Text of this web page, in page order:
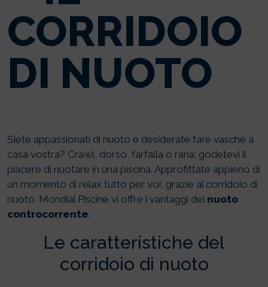
CORRIDOIO
DI NUOTO
Siete appassionati di nuoto e desiderate fare vasche a
casa vostra? Crawl, dorso, farfalla o rana: godetevi il
piacere di nuotare in una piscina. Approfittate appieno di
un momento di relax tutto per voi, grazie al corridoio di
nuoto. Mondial Piscine vi offre i vantaggi del nuoto
controcorrente.
Le caratteristiche del
corridoio di nuoto